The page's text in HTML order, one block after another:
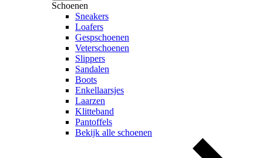
Schoenen
Sneakers
Loafers
Gespschoenen
Veterschoenen
Slippers
Sandalen
Boots
Enkellaarsjes
Laarzen
Klitteband
Pantoffels
Bekijk alle schoenen